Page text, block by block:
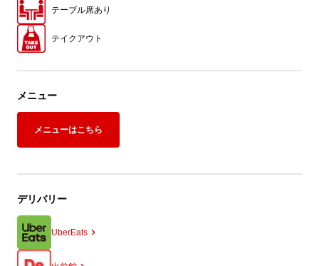
テーブル席あり
テイクアウト
メニュー
メニューはこちら
デリバリー
UberEats